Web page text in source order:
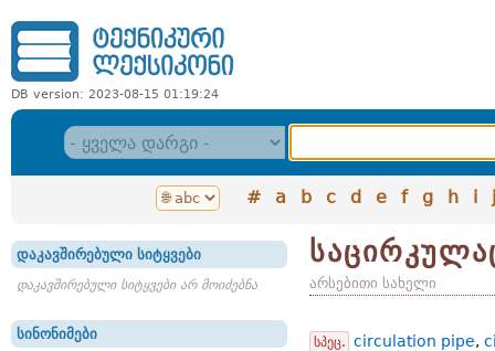
DB version: 2023-08-15 01:19:24
# a b c d e f g h i j
დაკავშირებული სიტყვები
დაკავშირებული სიტყვები არ მოიძებნა
სინონიმები
არსებითი სახელი
სპეც. circulation pipe,